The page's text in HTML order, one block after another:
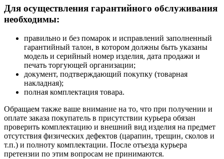
Для осуществления гарантийного обслуживания
необходимы:
правильно и без помарок и исправлений заполненный
гарантийный талон, в котором должны быть указаны
модель и серийный номер изделия, дата продажи и
печать торгующей организации;
документ, подтверждающий покупку (товарная
накладная);
полная комплектация товара.
Обращаем также ваше внимание на то, что при получении и
оплате заказа покупатель в присутствии курьера обязан
проверить комплектацию и внешний вид изделия на предмет
отсутствия физических дефектов (царапин, трещин, сколов и
т.п.) и полноту комплектации. После отъезда курьера
претензии по этим вопросам не принимаются.